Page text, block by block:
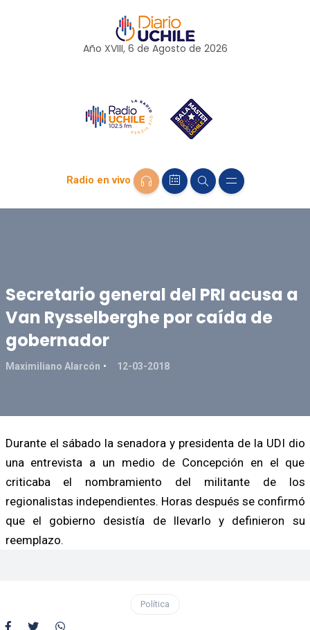
Año XVIII, 6 de Agosto de 2026
Radio en vivo
Secretario general del PRI acusa a
Van Rysselberghe por caída de
gobernador
Maximiliano Alarcón 12-03-2018
Durante el sábado la senadora y presidenta de la UDI dio
una entrevista a un medio de Concepción en el que
criticaba el nombramiento del militante de los
regionalistas independientes. Horas después se confirmó
que el gobierno desistía de llevarlo y definieron su
reemplazo.
Política